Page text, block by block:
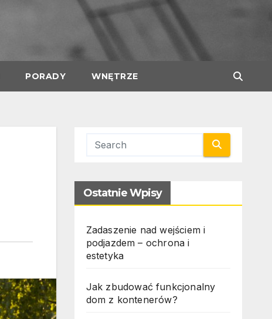
PORADY WNĘTRZE
Ostatnie Wpisy
Zadaszenie nad wejściem i
podjazdem – ochrona i
estetyka
Jak zbudować funkcjonalny
dom z kontenerów?